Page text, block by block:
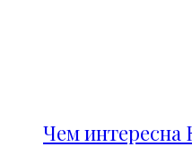
Чем интересна